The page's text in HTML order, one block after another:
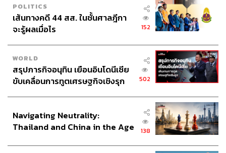
POLITICS
เส้นทางคดี 44 สส. ในชั้นศาลฎีกา
จะรู้ผลเมื่อไร
152
WORLD
สรุปภารกิจอนุทิน เยือนอินโดนีเซีย
ขับเคลื่อนการทูตเศรษฐกิจเชิงรุก
502
Navigating Neutrality:
Thailand and China in the Age
138